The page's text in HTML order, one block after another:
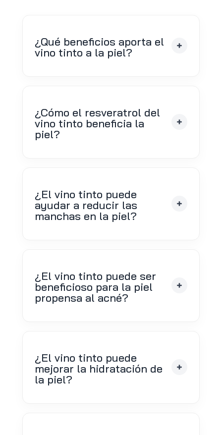
¿Qué beneficios aporta el
vino tinto a la piel?
¿Cómo el resveratrol del
vino tinto beneficia la
piel?
¿El vino tinto puede
ayudar a reducir las
manchas en la piel?
¿El vino tinto puede ser
beneficioso para la piel
propensa al acné?
¿El vino tinto puede
mejorar la hidratación de
la piel?